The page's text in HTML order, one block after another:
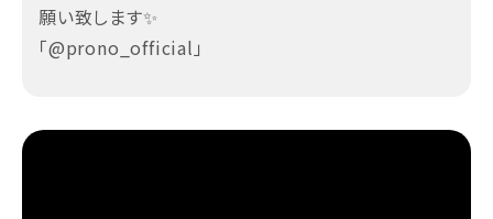
願い致します✨
「@prono_official」